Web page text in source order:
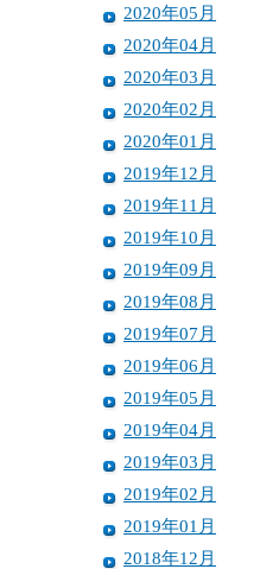
2020年05月
2020年04月
2020年03月
2020年02月
2020年01月
2019年12月
2019年11月
2019年10月
2019年09月
2019年08月
2019年07月
2019年06月
2019年05月
2019年04月
2019年03月
2019年02月
2019年01月
2018年12月